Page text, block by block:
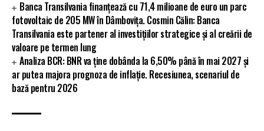
Banca Transilvania finanțează cu 71,4 milioane de euro un parc
fotovoltaic de 205 MW în Dâmbovița. Cosmin Călin: Banca
Transilvania este partener al investițiilor strategice și al creării de
valoare pe termen lung
Analiza BCR: BNR va ține dobânda la 6,50% până în mai 2027 și
ar putea majora prognoza de inflație. Recesiunea, scenariul de
bază pentru 2026